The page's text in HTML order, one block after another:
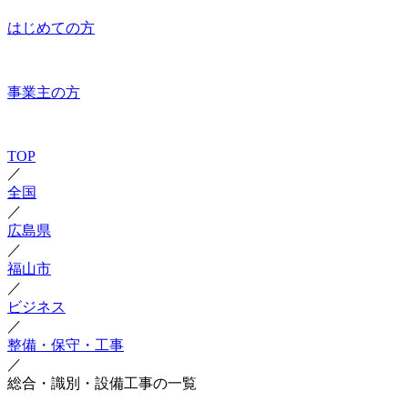
はじめての方
事業主の方
TOP
／
全国
／
広島県
／
福山市
／
ビジネス
／
整備・保守・工事
／
総合・識別・設備工事の一覧